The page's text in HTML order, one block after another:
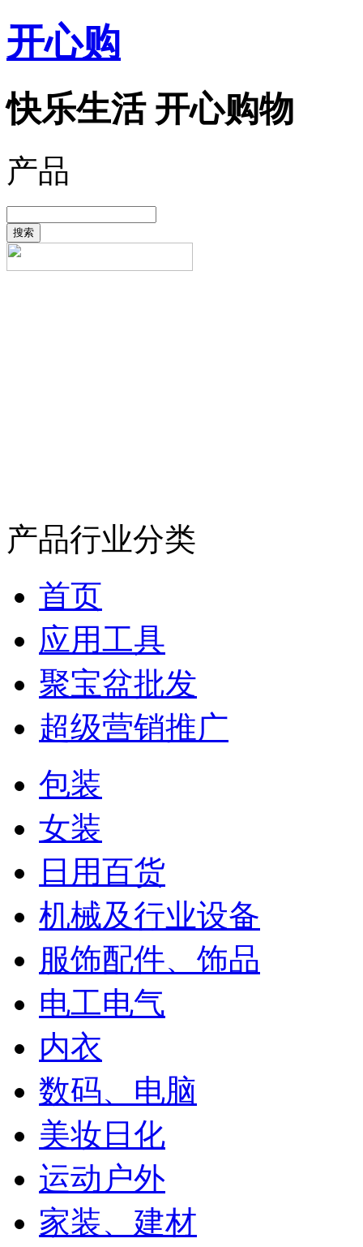
开心购
快乐生活 开心购物
产品
搜索
产品行业分类
首页
应用工具
聚宝盆批发
超级营销推广
包装
女装
日用百货
机械及行业设备
服饰配件、饰品
电工电气
内衣
数码、电脑
美妆日化
运动户外
家装、建材